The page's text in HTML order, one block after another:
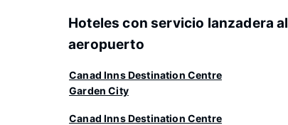
Hoteles con servicio lanzadera al
aeropuerto
Canad Inns Destination Centre
Garden City
Canad Inns Destination Centre